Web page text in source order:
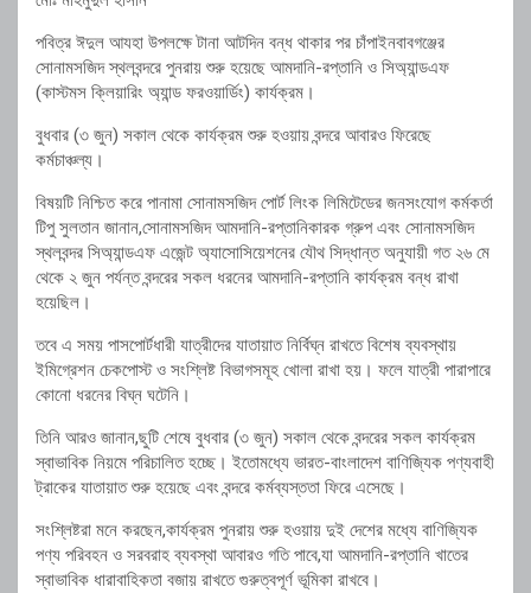
পবিত্র ঈদুল আযহা উপলক্ষে টানা আটদিন বন্ধ থাকার পর চাঁপাইনবাবগঞ্জের
সোনামসজিদ স্থলবন্দরে পুনরায় শুরু হয়েছে আমদানি-রপ্তানি ও সিঅ্যান্ডএফ
(কাস্টমস ক্লিয়ারিং অ্যান্ড ফরওয়ার্ডিং) কার্যক্রম।
বুধবার (৩ জুন) সকাল থেকে কার্যক্রম শুরু হওয়ায় বন্দরে আবারও ফিরেছে
কর্মচাঞ্চল্য।
বিষয়টি নিশ্চিত করে পানামা সোনামসজিদ পোর্ট লিংক লিমিটেডের জনসংযোগ কর্মকর্তা
টিপু সুলতান জানান,সোনামসজিদ আমদানি-রপ্তানিকারক গ্রুপ এবং সোনামসজিদ
স্থলবন্দর সিঅ্যান্ডএফ এজেন্ট অ্যাসোসিয়েশনের যৌথ সিদ্ধান্ত অনুযায়ী গত ২৬ মে
থেকে ২ জুন পর্যন্ত বন্দরের সকল ধরনের আমদানি-রপ্তানি কার্যক্রম বন্ধ রাখা
হয়েছিল।
তবে এ সময় পাসপোর্টধারী যাত্রীদের যাতায়াত নির্বিঘ্ন রাখতে বিশেষ ব্যবস্থায়
ইমিগ্রেশন চেকপোস্ট ও সংশ্লিষ্ট বিভাগসমূহ খোলা রাখা হয়। ফলে যাত্রী পারাপারে
কোনো ধরনের বিঘ্ন ঘটেনি।
তিনি আরও জানান,ছুটি শেষে বুধবার (৩ জুন) সকাল থেকে বন্দরের সকল কার্যক্রম
স্বাভাবিক নিয়মে পরিচালিত হচ্ছে। ইতোমধ্যে ভারত-বাংলাদেশ বাণিজ্যিক পণ্যবাহী
ট্রাকের যাতায়াত শুরু হয়েছে এবং বন্দরে কর্মব্যস্ততা ফিরে এসেছে।
সংশ্লিষ্টরা মনে করছেন,কার্যক্রম পুনরায় শুরু হওয়ায় দুই দেশের মধ্যে বাণিজ্যিক
পণ্য পরিবহন ও সরবরাহ ব্যবস্থা আবারও গতি পাবে,যা আমদানি-রপ্তানি খাতের
স্বাভাবিক ধারাবাহিকতা বজায় রাখতে গুরুত্বপূর্ণ ভূমিকা রাখবে।